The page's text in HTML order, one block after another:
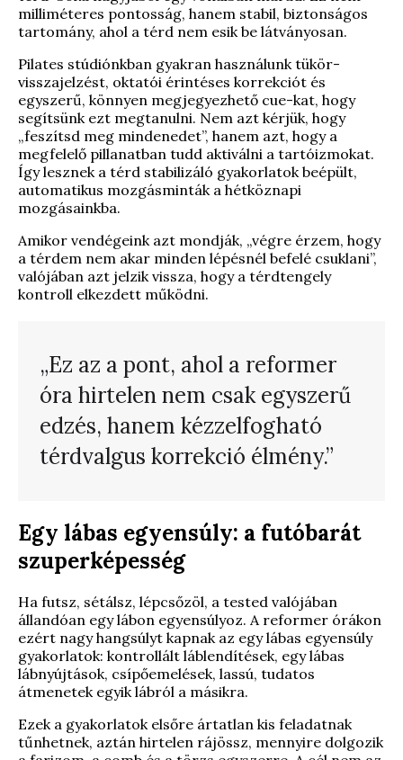
milliméteres pontosság, hanem stabil, biztonságos
tartomány, ahol a térd nem esik be látványosan.
Pilates stúdiónkban gyakran használunk tükör-
visszajelzést, oktatói érintéses korrekciót és
egyszerű, könnyen megjegyezhető cue-kat, hogy
segítsünk ezt megtanulni. Nem azt kérjük, hogy
„feszítsd meg mindenedet”, hanem azt, hogy a
megfelelő pillanatban tudd aktiválni a tartóizmokat.
Így lesznek a térd stabilizáló gyakorlatok beépült,
automatikus mozgásminták a hétköznapi
mozgásainkba.
Amikor vendégeink azt mondják, „végre érzem, hogy
a térdem nem akar minden lépésnél befelé csuklani”,
valójában azt jelzik vissza, hogy a térdtengely
kontroll elkezdett működni.
„Ez az a pont, ahol a reformer
óra hirtelen nem csak egyszerű
edzés, hanem kézzelfogható
térdvalgus korrekció élmény.”
Egy lábas egyensúly: a futóbarát
szuperképesség
Ha futsz, sétálsz, lépcsőzöl, a tested valójában
állandóan egy lábon egyensúlyoz. A reformer órákon
ezért nagy hangsúlyt kapnak az egy lábas egyensúly
gyakorlatok: kontrollált láblendítések, egy lábas
lábnyújtások, csípőemelések, lassú, tudatos
átmenetek egyik lábról a másikra.
Ezek a gyakorlatok elsőre ártatlan kis feladatnak
tűnhetnek, aztán hirtelen rájössz, mennyire dolgozik